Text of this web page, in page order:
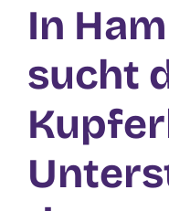
In
sucht